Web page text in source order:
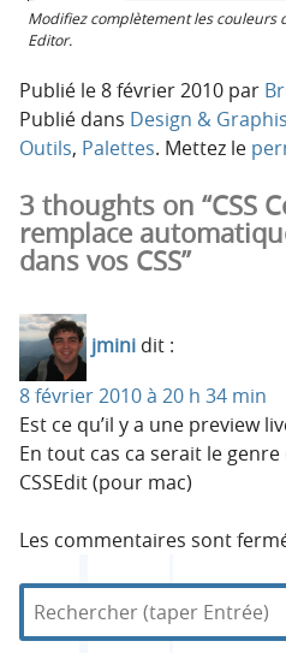
Modifiez complètement les couleurs
Editor.
Publié le8 février 2010 par
Publié dans Design &
Outils, Palettes. Mettez le
3 thoughts on “CSS
remplace
dans vos CSS”
jmini dit :
8 février 2010 à 20 h 34 min
Est ce qu’il y a une preview
En tout cas ca serait le
CSSEdit (pour mac)
Les commentaires sont
R
R
d